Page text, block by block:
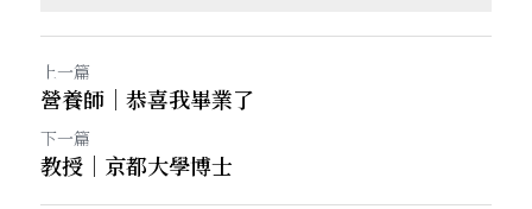
上一篇
營養師｜恭喜我畢業了
下一篇
教授｜京都大學博士